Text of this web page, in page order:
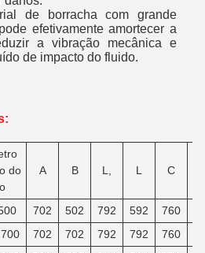
de borracha com grande
efetivamente amortecer a
a vibração mecânica e
de impacto do fluido.
do
A B L, L C
702 502 792 592 760
702 702 792 792 760